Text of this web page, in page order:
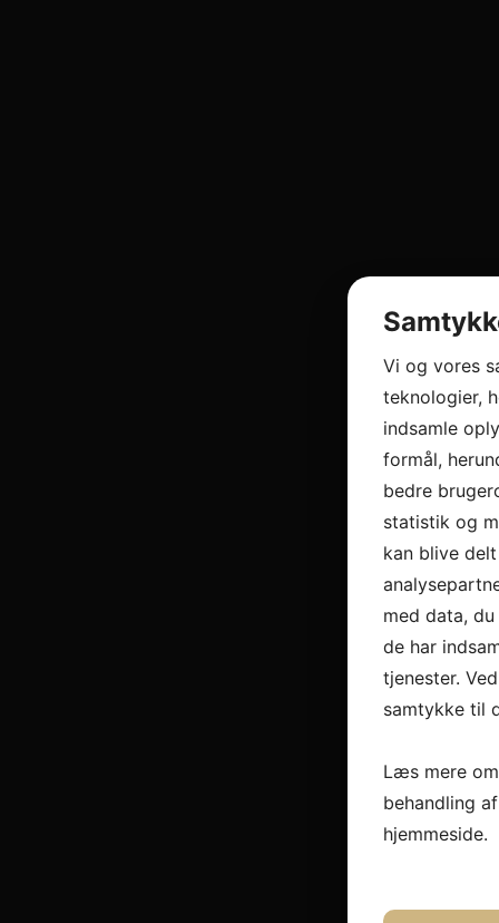
Vi og vores
teknologier,
indsamle
formål,
bedre
statistik og
kan blive
med data,
de har
tjenester.
samtykke til
Læs mere
behandling
hjemmeside.